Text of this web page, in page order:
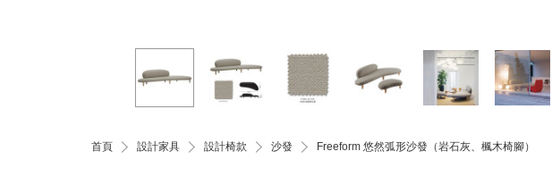
首頁 設計家具 設計椅款 沙發 Freeform 悠然弧形沙發（岩石灰、楓木椅腳）